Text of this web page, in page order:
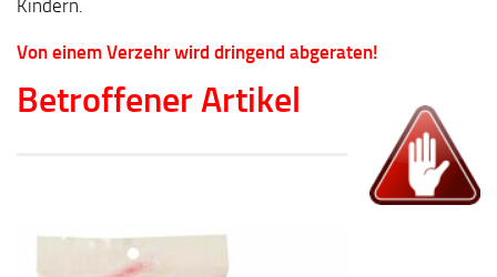
Kindern.
Von einem Verzehr wird dringend abgeraten!
Betroffener Artikel